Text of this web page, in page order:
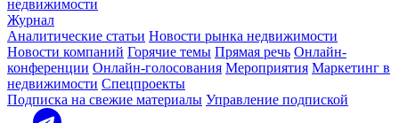
недвижимости
Журнал
Аналитические статьи Новости рынка недвижимости
Новости компаний Горячие темы Прямая речь Онлайн-
конференции Онлайн-голосования Мероприятия Маркетинг в
недвижимости Спецпроекты
Подписка на свежие материалы Управление подпиской